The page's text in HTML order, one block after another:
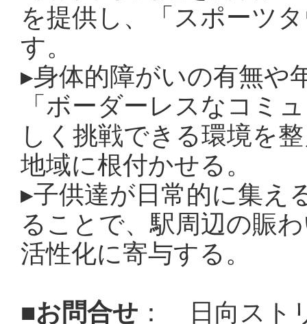
を提供し、「スポーツ
す。
▸身体的障がいの有無や
「ボーダーレスなコミ
しく挑戦できる環境を
地域に根付かせる。
▸子供達が日常的に集え
ることで、駅周辺の賑
活性化に寄与する。
■お問合せ ： 日向スト